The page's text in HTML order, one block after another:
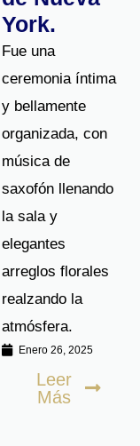
York.
Fue una
ceremonia íntima
y bellamente
organizada, con
música de
saxofón llenando
la sala y
elegantes
arreglos florales
realzando la
atmósfera.
Enero 26, 2025
Leer
Más